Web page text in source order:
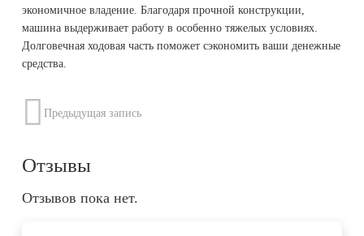
экономичное владение. Благодаря прочной конструкции,
машина выдерживает работу в особенно тяжелых условиях.
Долговечная ходовая часть поможет сэкономить ваши денежные
средства.
Предыдущая запись
Отзывы
Отзывов пока нет.